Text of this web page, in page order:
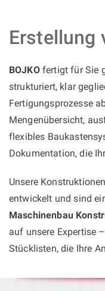
Erstellung
BOJKOfertigt für Sie
strukturiert, klar
Fertigungsprozesse
Mengenübersicht,
flexibles
Dokumentation, die
Unsere
entwickelt und sind
Maschinenbau
auf unsere Expertise
Stücklisten, die Ihre